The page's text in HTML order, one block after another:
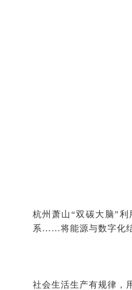
杭州萧山“双碳大脑”
系……将能源与数字化
社会生活生产有规律，